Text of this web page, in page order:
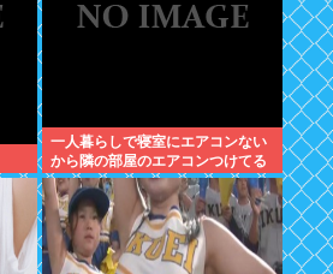
一人暮らしで寝室にエアコンない
から隣の部屋のエアコンつけてる